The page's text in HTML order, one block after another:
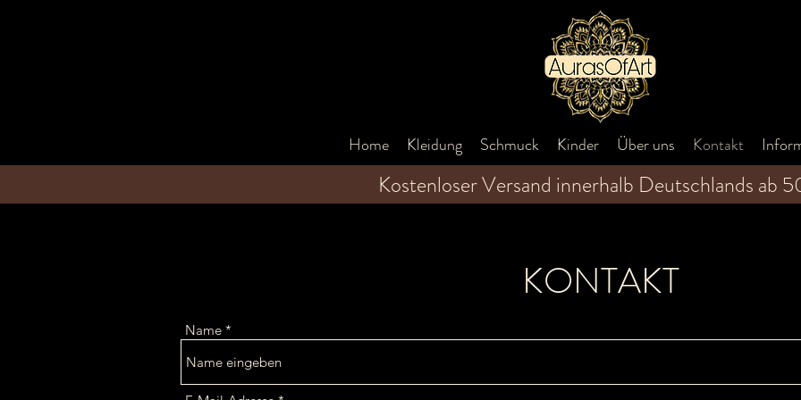
Home Kleidung Schmuck Kinder Über uns Kontakt
Kostenloser Versand innerhalb Deutschlands ab
KONTAKT
Name